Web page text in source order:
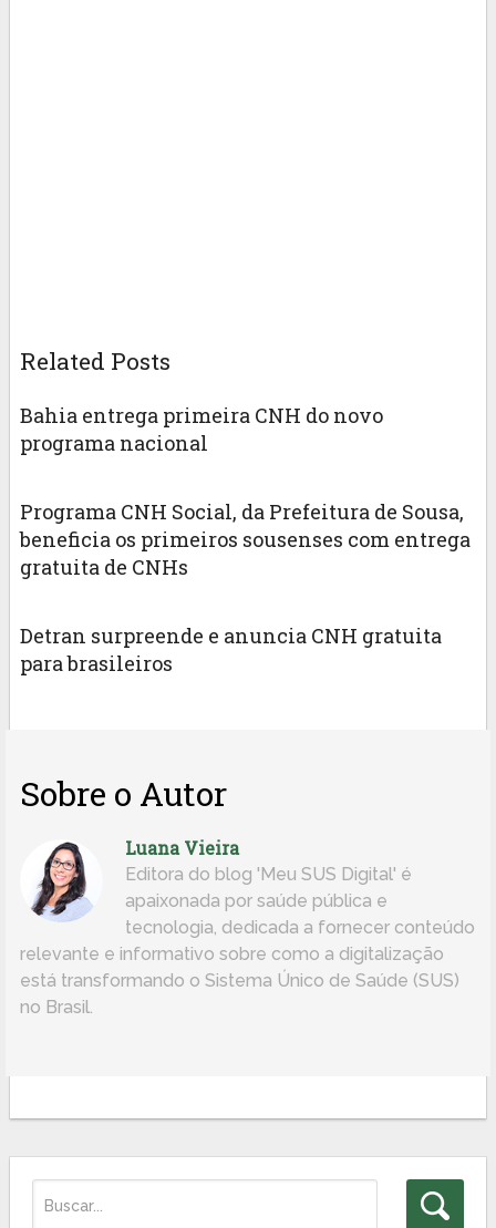
Related Posts
Bahia entrega primeira CNH do novo
programa nacional
Programa CNH Social, da Prefeitura de Sousa,
beneficia os primeiros sousenses com entrega
gratuita de CNHs
Detran surpreende e anuncia CNH gratuita
para brasileiros
Sobre o Autor
Luana Vieira
Editora do blog 'Meu SUS Digital' é
apaixonada por saúde pública e
tecnologia, dedicada a fornecer conteúdo
relevante e informativo sobre como a digitalização
está transformando o Sistema Único de Saúde (SUS)
no Brasil.